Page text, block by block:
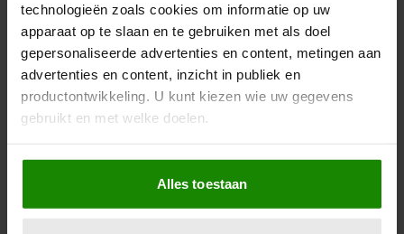
technologieën zoals cookies om informatie op uw
apparaat op te slaan en te gebruiken met als doel
gepersonaliseerde advertenties en content, metingen aan
advertenties en content, inzicht in publiek en
productontwikkeling. U kunt kiezen wie uw gegevens
gebruikt en met welke doelen.
Als u het toestaat, willen we ook graag:
Informatie verzamelen over uw geografische
locatie, die tot een paar meter nauwkeurig kan zijn
Alles toestaan
BEKIJK BIJ BOL.COM
Meer persoonlijke verhalen lezen? Neem nu eendigitaal
abonnement op Vriendin.